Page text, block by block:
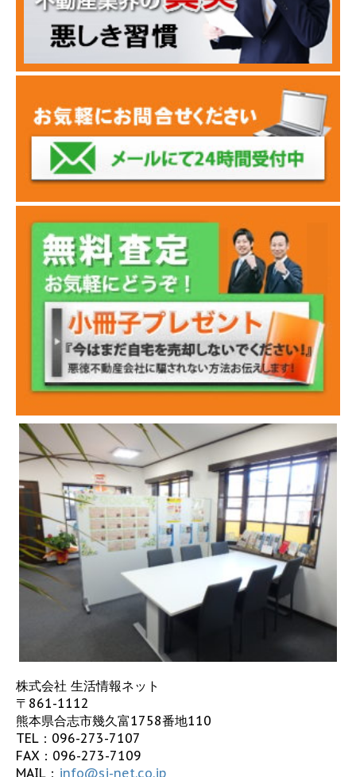
株式会社 生活情報ネット
〒861-1112
熊本県合志市幾久富1758番地110
TEL： 096-273-7107
FAX：096-273-7109
MAIL： info@sj-net.co.jp